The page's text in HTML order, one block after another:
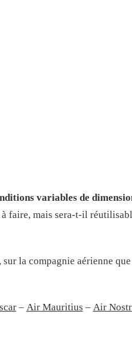
variables de
à faire, mais sera-t-il
la compagnie aérienne que
– Air Mauritius – Air